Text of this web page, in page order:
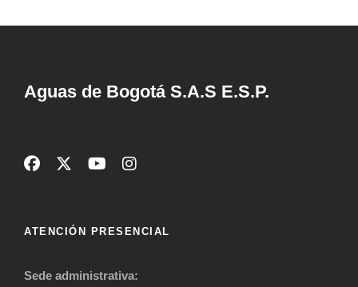
Aguas de Bogotá S.A.S E.S.P.
ATENCIÓN PRESENCIAL
Sede administrativa: